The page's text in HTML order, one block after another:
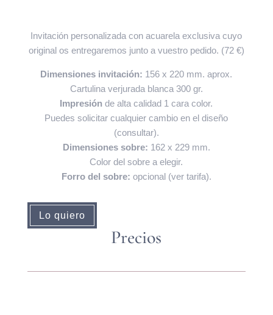
Invitación personalizada con acuarela exclusiva cuyo
original os entregaremos junto a vuestro pedido. (72 €)
Dimensiones invitación: 156 x 220 mm. aprox.
Cartulina verjurada blanca 300 gr.
Impresión de alta calidad 1 cara color.
Puedes solicitar cualquier cambio en el diseño
(consultar).
Dimensiones sobre: 162 x 229 mm.
Color del sobre a elegir.
Forro del sobre: opcional (ver tarifa).
Lo quiero
Precios